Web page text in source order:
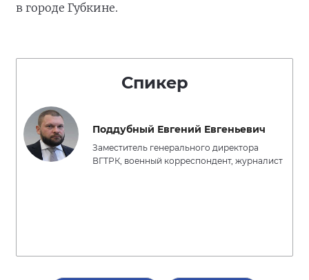
в городе Губкине.
Спикер
Поддубный Евгений Евгеньевич
Заместитель генерального директора
ВГТРК, военный корреспондент, журналист